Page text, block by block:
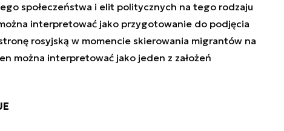
społeczeństwa i elit politycznych na tego rodzaju
interpretować jako przygotowanie do podjęcia
rosyjską w momencie skierowania migrantów na
można interpretować jako jeden z założeń